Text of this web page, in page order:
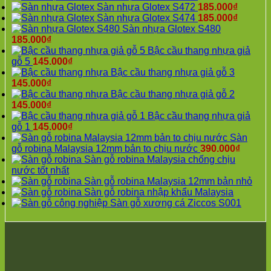
bắc
ninh
mỹ
đức
quốc
oai
hà
đông
hải
phòng
phú
xuyên
đống
đa
phú
thọ
nam
từ
liêm
bắc
giang
Đồng
An
Khánh
Lào
Cai
Đan
Phượng
Ô
Diên
Liên
Minh
Phú
Thọ
Gia
Lâm
Thuận
An
Bát
Tràng
Phù
Đổng
Chuyên
Mỹ
Đà
Nẵng
Đại
Xuyên
Thanh
Oai
Bình
Hà
Tĩnh
Minh
Tam
Hưng
Dân
Hòa
Vân
Đình
Nghệ
An
Ứng
Mỗ
Long
Biên
Bồ
Đề
Hưng
Yên
Việt
Hưng
Phúc
Lợi
Hà
Đông
Quảng
Ninh
Dương
Nội
Yên
Nghĩa
Phú
Phú
spc
Bắc
Ninh
Phú
Xuyên
Phượng
Dực
Chuyên
Mỹ
Đại
Xuyên
Đà
Nẵng
Thanh
Oai
Bình
Minh
Tam
Hưng
Dân
Hòa
Sàn nhựa Glotex S472 185.000₫
Sàn nhựa Glotex S474 185.000₫
Sàn nhựa Glotex S480
185.000₫
Bậc cầu thang nhựa giả
gỗ 5 145.000₫
Bậc cầu thang nhựa giả gỗ 3
145.000₫
Bậc cầu thang nhựa giả gỗ 2
145.000₫
Bậc cầu thang nhựa giả
gỗ 1 145.000₫
Sàn
gỗ robina Malaysia 12mm bản to chịu nước 390.000₫
Sàn gỗ robina Malaysia chống chịu
nước tốt nhất
Sàn gỗ robina Malaysia 12mm bản nhỏ
Sàn gỗ robina nhập khẩu Malaysia
Sàn gỗ xương cá Ziccos S001